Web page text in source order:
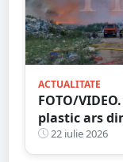
ACTUALITATE
FOTO/
plastic ars
un depozitul
kilometri de
22 iulie 2026